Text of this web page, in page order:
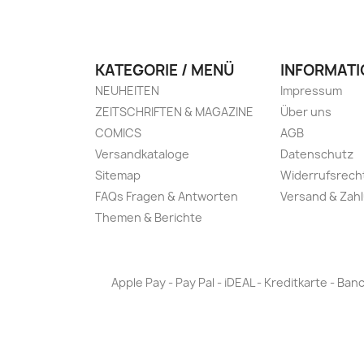
KATEGORIE / MENÜ
NEUHEITEN
ZEITSCHRIFTEN & MAGAZINE
COMICS
Versandkataloge
Sitemap
FAQs Fragen & Antworten
Themen & Berichte
Impressum
Über uns
AGB
Datenschutz
Versand &
Apple Pay - Pay Pal - iDEAL - Kreditkarte -